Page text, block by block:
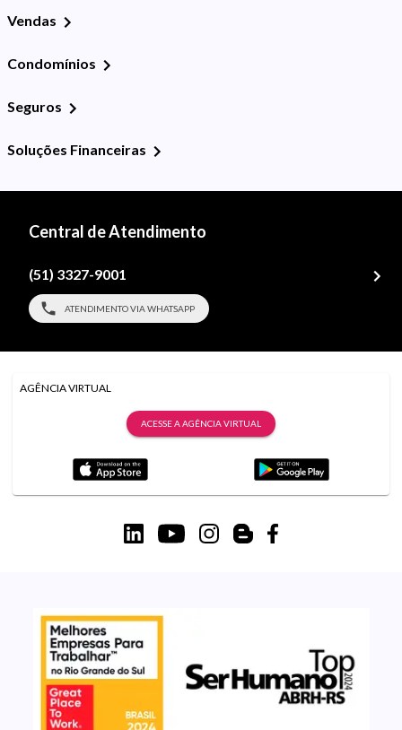
Vendas
Condomínios
Seguros
Soluções Financeiras
Central de Atendimento
(51) 3327-9001
ATENDIMENTO VIA WHATSAPP
AGÊNCIA VIRTUAL
ACESSE A AGÊNCIA VIRTUAL